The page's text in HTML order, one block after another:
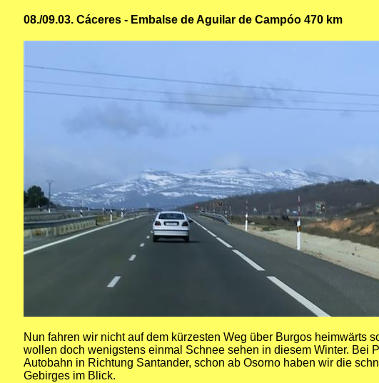
08./09.03. Cáceres - Embalse de Aguilar de Campóo 470 km
Nun fahren wir nicht auf dem kürzesten Weg über Burgos heimwärts
wollen doch wenigstens einmal Schnee sehen in diesem Winter. Bei
Autobahn in Richtung Santander, schon ab Osorno haben wir die
Gebirges im Blick.